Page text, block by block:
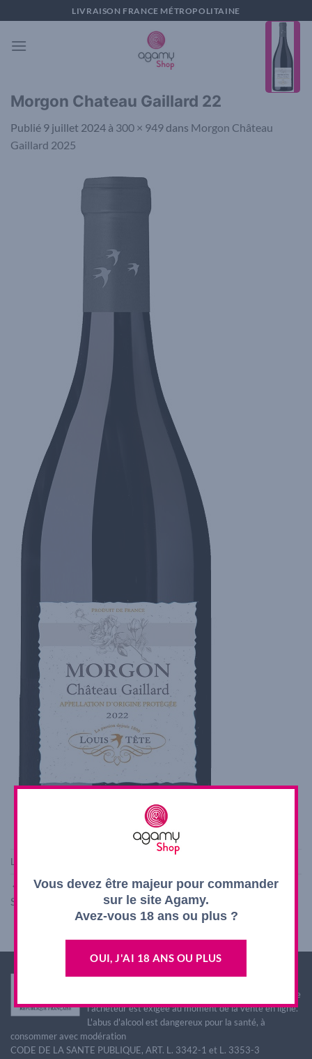
au
contenu
LIVRAISON FRANCE MÉTROPOLITAINE
Morgon Chateau Gaillard 22
Publié 9 juillet 2024 à 300 × 949 dans Morgon Château
Gaillard 2025
Les commentaires et les rétroliens sont actuellement fermés.
←
Précédent
Suivant
Interdiction de vente de boissons alcooliques aux
mineurs de moins de 18 ans. La preuve de majorité de
l'acheteur est exigée au moment de la vente en ligne.
L'abus d'alcool est dangereux pour la santé, à
consommer avec modération
CODE DE LA SANTE PUBLIQUE, ART. L. 3342-1 et L. 3353-3
Vous devez être majeur pour commander
sur le site Agamy.
Avez-vous 18 ans ou plus ?
OUI, J'AI 18 ANS OU PLUS